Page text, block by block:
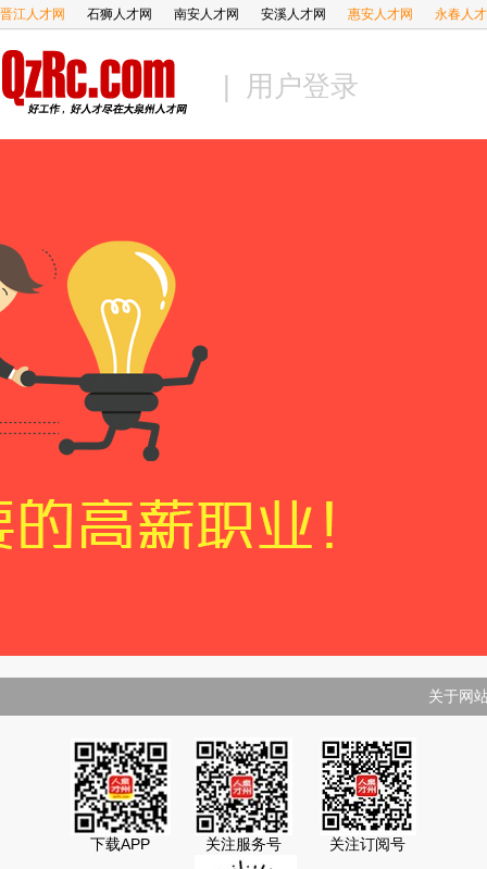
晋江人才网 石狮人才网 南安人才网 安溪人才网 惠安人才网 永春人
| 用户登录
关于网
下载APP 关注服务号 关注订阅号